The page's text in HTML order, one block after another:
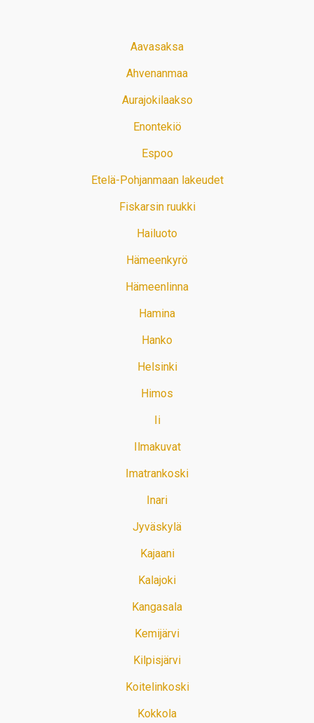
Aavasaksa
Ahvenanmaa
Aurajokilaakso
Enontekiö
Espoo
Etelä-Pohjanmaan lakeudet
Fiskarsin ruukki
Hailuoto
Hämeenkyrö
Hämeenlinna
Hamina
Hanko
Helsinki
Himos
Ii
Ilmakuvat
Imatrankoski
Inari
Jyväskylä
Kajaani
Kalajoki
Kangasala
Kemijärvi
Kilpisjärvi
Koitelinkoski
Kokkola